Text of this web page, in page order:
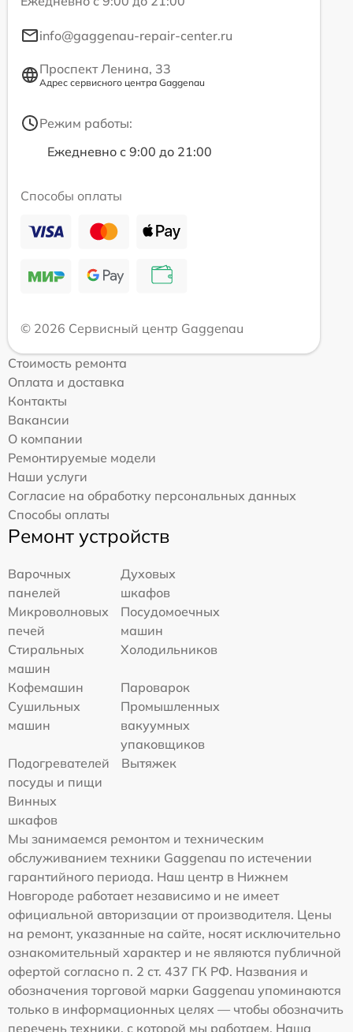
info@gaggenau-repair-center.ru
Проспект Ленина, 33
Адрес сервисного центра Gaggenau
Режим работы:
Ежедневно с 9:00 до 21:00
Способы оплаты
© 2026 Сервисный центр Gaggenau
Стоимость ремонта
Оплата и доставка
Контакты
Вакансии
О компании
Ремонтируемые модели
Наши услуги
Согласие на обработку персональных данных
Способы оплаты
Ремонт устройств
Варочных
панелей
Духовых
шкафов
Микроволновых
печей
Посудомоечных
машин
Стиральных
машин
Холодильников
Кофемашин
Пароварок
Сушильных
машин
Промышленных
вакуумных
упаковщиков
Подогревателей
посуды и пищи
Вытяжек
Винных
шкафов
Мы занимаемся ремонтом и техническим
обслуживанием техники Gaggenau по истечении
гарантийного периода. Наш центр в Нижнем
Новгороде работает независимо и не имеет
официальной авторизации от производителя. Цены
на ремонт, указанные на сайте, носят исключительно
ознакомительный характер и не являются публичной
офертой согласно п. 2 ст. 437 ГК РФ. Названия и
обозначения торговой марки Gaggenau упоминаются
только в информационных целях — чтобы обозначить
перечень техники, с которой мы работаем. Наша